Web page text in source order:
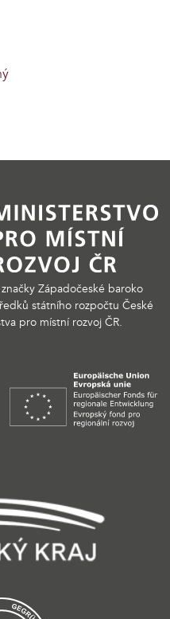
Západočeské baroko
státního rozpočtu České
pro místní rozvoj ČR.